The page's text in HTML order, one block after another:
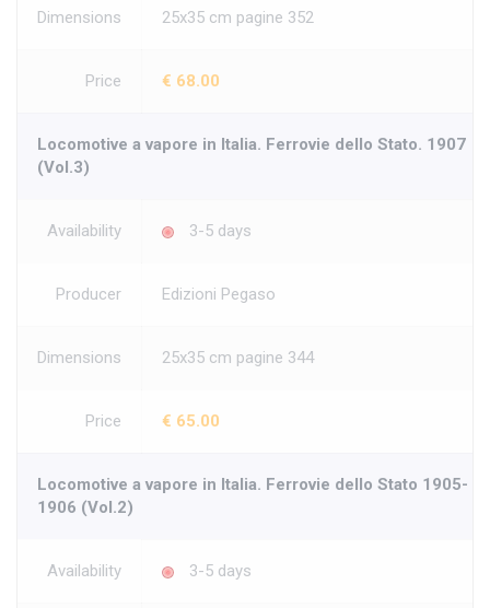
Dimensions 25x35 cm pagine 352
Price € 68.00
Locomotive a vapore in Italia. Ferrovie dello Stato. 1907
(Vol.3)
Availability 3-5 days
Producer Edizioni Pegaso
Dimensions 25x35 cm pagine 344
Price € 65.00
Locomotive a vapore in Italia. Ferrovie dello Stato 1905-
1906 (Vol.2)
Availability 3-5 days